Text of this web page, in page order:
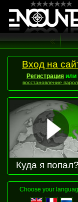
Вход на
Регистрация или
восстановление
Куда я
Choose your